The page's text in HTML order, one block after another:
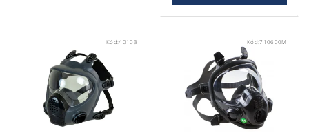
Kód:40103 Kód:710600M